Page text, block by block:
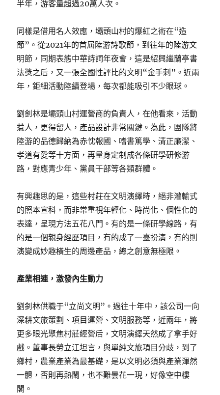
半年，游客量超過20萬人次。
同樣是借用名人效應，壩頭山村的爆紅之術在“造
節”。從2021年的首屆陸游詩歌節，到往年的陸游文
明節，同期表態中華詩詞年夜會，這是紹興繼蘭亭書
法獎之后，又一張全國性評比的文明“金手刺”。近兩
年，鉅細活動陸續登場，每次都能吸引不少眼球。
劉釗林是壩頭山村運營商的負責人，在他看來，活動
惹人，更得留人，產品設計非常關鍵。為此，團隊將
陸游的品德歸納為赤忱報國、嗜書篤學、清正廉潔、
孝道有愛等十方面，再量身定制成各條研學研修游
路，對應青少年、黨員干部等各類群體。
有興趣思的是，這些村莊在文明演繹時，絕非灌輸式
的照本宣科，而非常重視年輕化、時尚化、個性化的
表達，呈現方法五花八門。有的是一條研學線路，有
的是一個親身經歷項目，有的成了一臺扮演，有的則
演變成妙趣橫生的周邊產品，總之創意無極限。
產業相連，激發內生動力
劉釗林供職于“立尚文明”。過往十年中，該公司一向
深耕文旅策劃、項目運營、文明服務等，近兩年，將
更多眼光聚焦村莊經營后，文明演繹天然成了拿手好
戲。董事長勞立江坦言，與單純文旅項目分歧，到了
鄉村，農業產業為最基礎，是以文明必須與產業渾然
一體，否則再熱鬧，也不難曇花一現，好像空中樓
閣。